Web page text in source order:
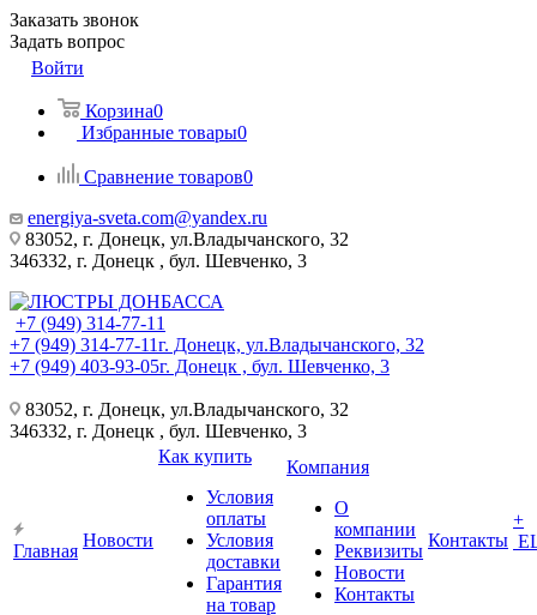
Заказать звонок
Задать вопрос
Войти
Корзина0
Избранные товары0
Сравнение товаров0
energiya-sveta.com@yandex.ru
83052, г. Донецк, ул.Владычанского, 32
346332, г. Донецк , бул. Шевченко, 3
+7 (949) 314-77-11
+7 (949) 314-77-11г. Донецк, ул.Владычанского, 32
+7 (949) 403-93-05г. Донецк , бул. Шевченко, 3
83052, г. Донецк, ул.Владычанского, 32
346332, г. Донецк , бул. Шевченко, 3
Главная
Новости
Как купить
Условия
оплаты
Условия
доставки
Гарантия
на товар
Компания
О
компании
Реквизиты
Новости
Контакты
Контакты
+